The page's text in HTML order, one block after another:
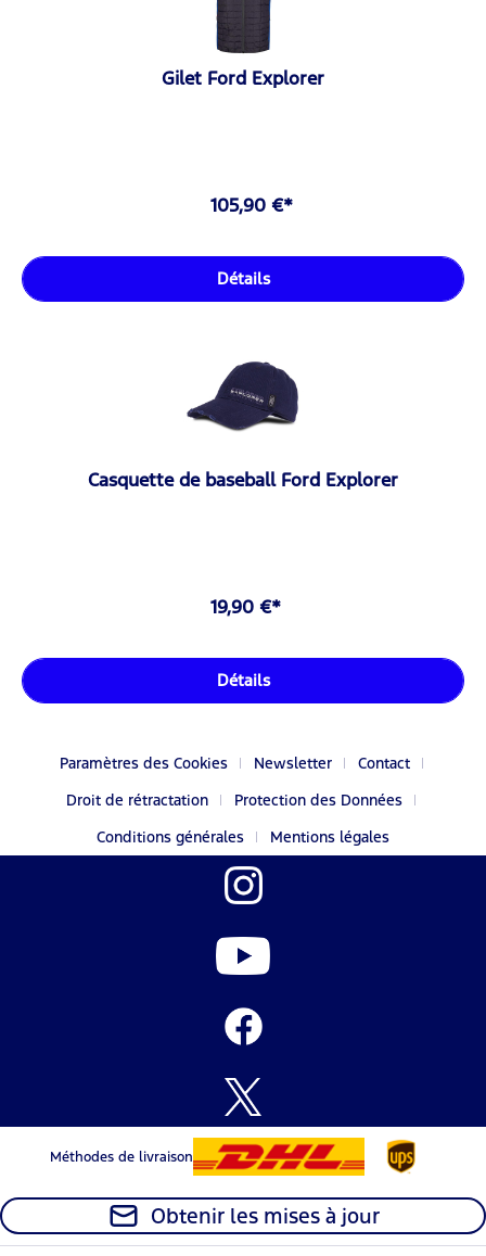
Gilet Ford Explorer
105,90 €*
Détails
Casquette de baseball Ford Explorer
19,90 €*
Détails
Paramètres des Cookies Newsletter
Contact
Droit de rétractation
Protection des Données
Conditions générales
Mentions légales
Méthodes de livraison
Obtenir les mises à jour